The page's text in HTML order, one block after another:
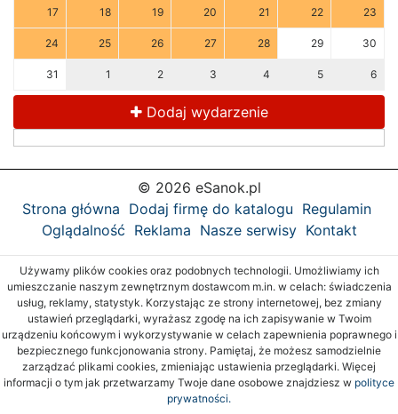
17 18 19 20 21 22 23
24 25 26 27 28 29 30
31 1 2 3 4 5 6
Dodaj wydarzenie
© 2026 eSanok.pl
Strona główna Dodaj firmę do katalogu Regulamin
Oglądalność Reklama Nasze serwisy Kontakt
Używamy plików cookies oraz podobnych technologii. Umożliwiamy ich
umieszczanie naszym zewnętrznym dostawcom m.in. w celach: świadczenia
usług, reklamy, statystyk. Korzystając ze strony internetowej, bez zmiany
ustawień przeglądarki, wyrażasz zgodę na ich zapisywanie w Twoim
urządzeniu końcowym i wykorzystywanie w celach zapewnienia poprawnego i
bezpiecznego funkcjonowania strony. Pamiętaj, że możesz samodzielnie
zarządzać plikami cookies, zmieniając ustawienia przeglądarki. Więcej
informacji o tym jak przetwarzamy Twoje dane osobowe znajdziesz w polityce
prywatności.